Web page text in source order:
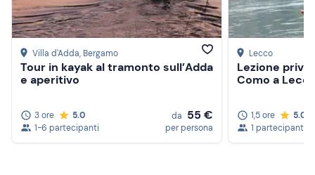
Villa d'Adda, Bergamo
Tour in kayak al tramonto sull’Adda
e aperitivo
3 ore
5.0
1-6 partecipanti
da 55 €
per persona
Lecco
Lezione
Como a
1,5 ore
5.0
1 partecipante